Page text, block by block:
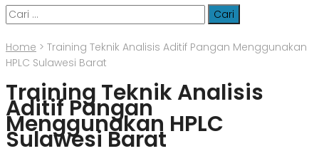
Cari
untuk:
Home > Training Teknik Analisis Aditif Pangan Menggunakan
HPLC Sulawesi Barat
Training Teknik Analisis
Aditif Pangan
Menggunakan HPLC
Sulawesi Barat